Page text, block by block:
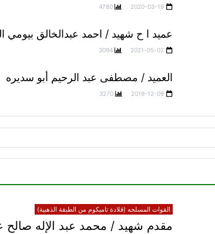
2020-03-19
4780
عميد ا ح شهيد / احمد عبدالخالق بيومي
2021-05-02
3094
العميد / مصطفى عبد الرحيم أبو سديره
2019-12-09
3270
القوات المسلحه (قلادة تاميكوم من الطبقة الذهبية)
مقدم شهيد / محمد عبد الإله صالح